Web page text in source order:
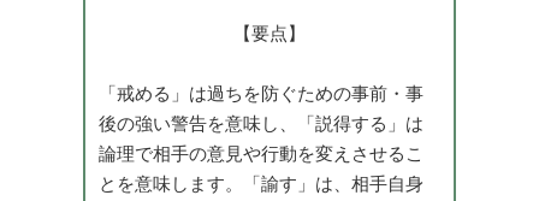
【要点】
「戒める」は過ちを防ぐための事前・事
後の強い警告を意味し、「説得する」は
論理で相手の意見や行動を変えさせるこ
とを意味します。「諭す」は、相手自身